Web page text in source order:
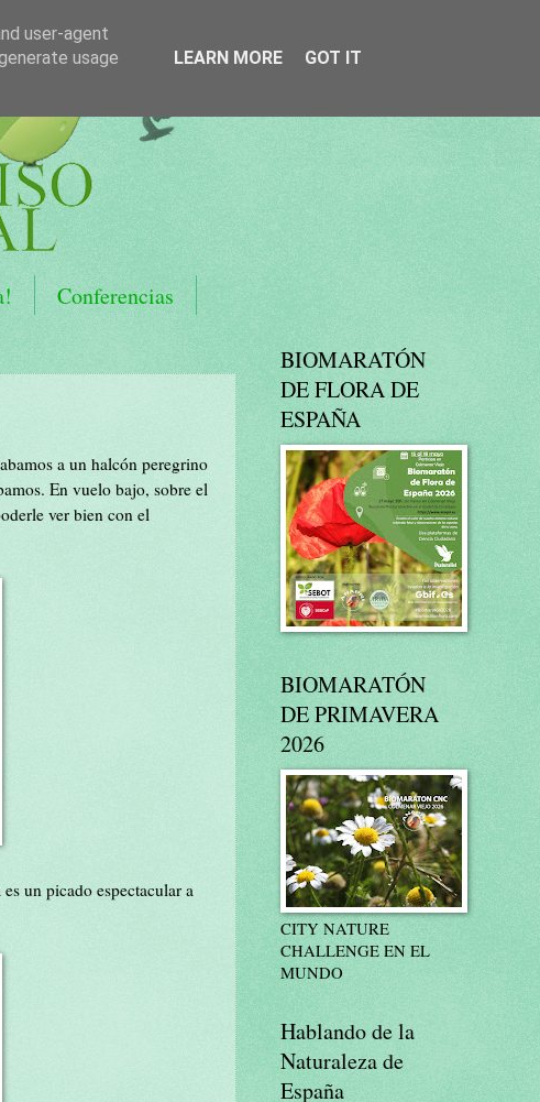
Conferencias
a un halcón peregrino
En vuelo bajo, sobre el
ver bien con el
un picado espectacular a
BIOMARATÓN
DE FLORA DE
ESPAÑA
BIOMARATÓN
DE PRIMAVERA
2026
CITY NATURE
CHALLENGE EN EL
MUNDO
Hablando de la
Naturaleza de
España
user-agent
usage
LEARN MORE GOT IT